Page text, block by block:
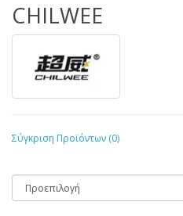
CHILWEE
Σύγκριση Προϊόντων (0)